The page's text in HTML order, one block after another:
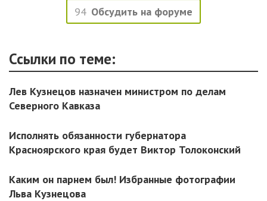
94 Обсудить на форуме
Ссылки по теме:
Лев Кузнецов назначен министром по делам
Северного Кавказа
Исполнять обязанности губернатора
Красноярского края будет Виктор Толоконский
Каким он парнем был! Избранные фотографии
Льва Кузнецова